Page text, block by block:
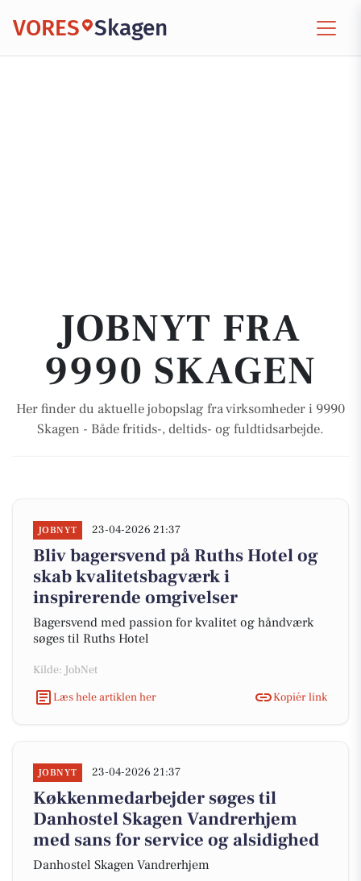
VORES Skagen
JOBNYT FRA
9990 SKAGEN
Her finder du aktuelle jobopslag fra virksomheder i 9990
Skagen - Både fritids-, deltids- og fuldtidsarbejde.
JOBNYT 23-04-2026 21:37
Bliv bagersvend på Ruths Hotel og
skab kvalitetsbagværk i
inspirerende omgivelser
Bagersvend med passion for kvalitet og håndværk
søges til Ruths Hotel
Kilde: JobNet
Læs hele artiklen her
Kopiér link
JOBNYT 23-04-2026 21:37
Køkkenmedarbejder søges til
Danhostel Skagen Vandrerhjem
med sans for service og alsidighed
Danhostel Skagen Vandrerhjem